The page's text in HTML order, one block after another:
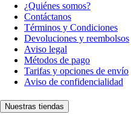
¿Quiénes somos?
Contáctanos
Términos y Condiciones
Devoluciones y reembolsos
Aviso legal
Métodos de pago
Tarifas y opciones de envío
Aviso de confidencialidad
Nuestras tiendas